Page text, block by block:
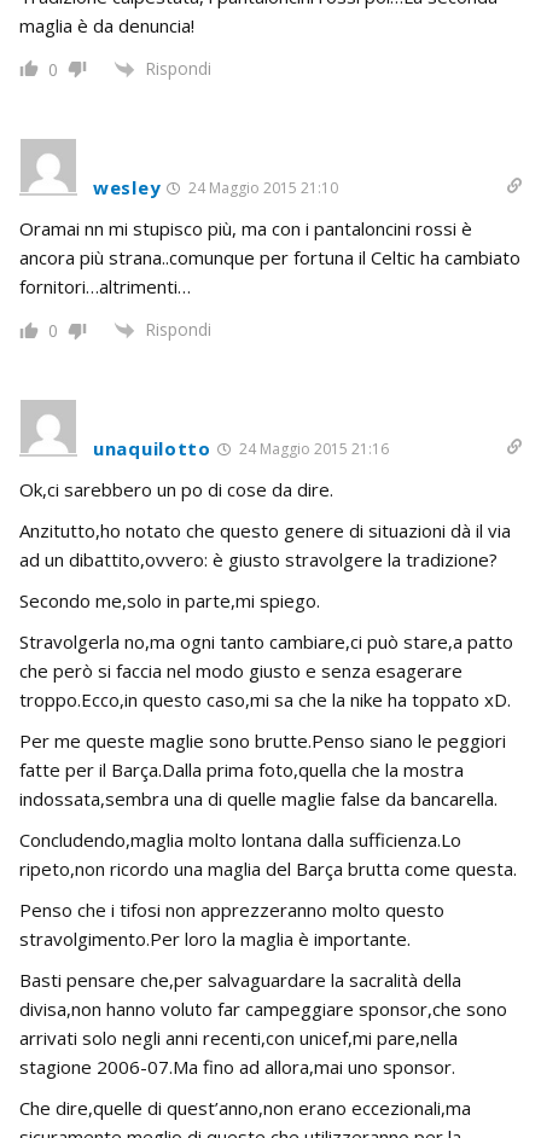
maglia è da denuncia!
0 Rispondi
wesley 24 Maggio 2015 21:10
Oramai nn mi stupisco più, ma con i pantaloncini rossi è
ancora più strana..comunque per fortuna il Celtic ha cambiato
fornitori…altrimenti…
0 Rispondi
unaquilotto 24 Maggio 2015 21:16
Ok,ci sarebbero un po di cose da dire.
Anzitutto,ho notato che questo genere di situazioni dà il via
ad un dibattito,ovvero: è giusto stravolgere la tradizione?
Secondo me,solo in parte,mi spiego.
Stravolgerla no,ma ogni tanto cambiare,ci può stare,a patto
che però si faccia nel modo giusto e senza esagerare
troppo.Ecco,in questo caso,mi sa che la nike ha toppato xD.
Per me queste maglie sono brutte.Penso siano le peggiori
fatte per il Barça.Dalla prima foto,quella che la mostra
indossata,sembra una di quelle maglie false da bancarella.
Concludendo,maglia molto lontana dalla sufficienza.Lo
ripeto,non ricordo una maglia del Barça brutta come questa.
Penso che i tifosi non apprezzeranno molto questo
stravolgimento.Per loro la maglia è importante.
Basti pensare che,per salvaguardare la sacralità della
divisa,non hanno voluto far campeggiare sponsor,che sono
arrivati solo negli anni recenti,con unicef,mi pare,nella
stagione 2006-07.Ma fino ad allora,mai uno sponsor.
Che dire,quelle di quest’anno,non erano eccezionali,ma